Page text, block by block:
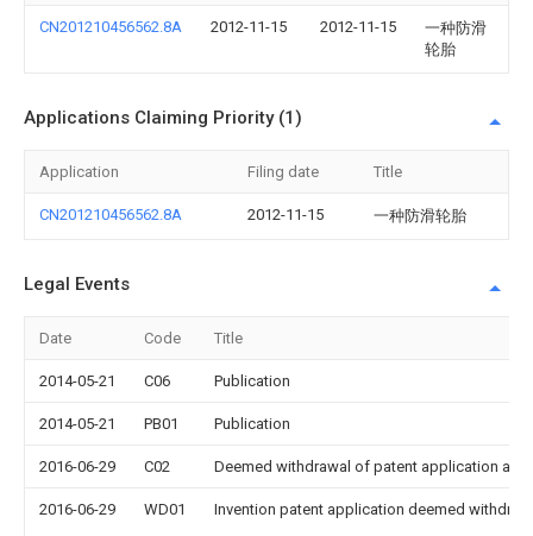
CN201210456562.8A 2012-11-15 2012-11-15
一种防滑
轮胎
Applications Claiming Priority (1)
Application Filing date Title
CN201210456562.8A 2012-11-15 一种防滑轮胎
Legal Events
Date Code Title
2014-05-21 C06 Publication
2014-05-21 PB01 Publication
2016-06-29 C02 Deemed withdrawal of patent application
2016-06-29 WD01 Invention patent application deemed